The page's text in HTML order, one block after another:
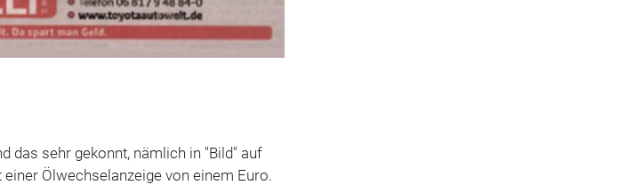
das sehr gekonnt, nämlich in "Bild" auf
Ölwechselanzeige von einem Euro.